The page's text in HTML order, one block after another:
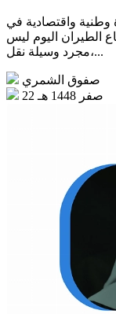
وطنية واقتصادية في
الطيران اليوم ليس
مجرد وسيلة نقل،...
صفوق الشمري
22 صفر 1448 هـ